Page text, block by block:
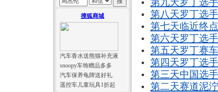
搜狐商城
汽车香水送熊猫补充液
snoopy车饰赠品多多
汽车保养龟牌送好礼
遥控车儿童玩具1折起
第八天罗丁选
第七天临近终
第六天罗丁选
第五天罗丁赛
第四天罗丁选
第三天中国选
第二天赛道泥